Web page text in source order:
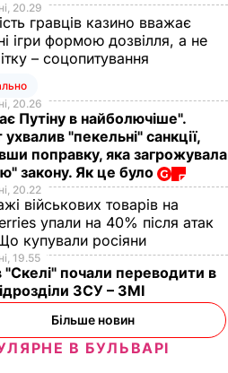
20.29
гравців казино вважає
ігри формою дозвілля, а не
– соцопитування
20.26
Путіну в найболючіше".
"пекельні" санкції,
поправку, яка загрожувала
закону. Як це було
20.22
військових товарів на
упали на 40% після атак
купували росіяни
19.55
"Скелі" почали переводити в
ЗСУ – ЗМІ
Більше новин
В БУЛЬВАРІ